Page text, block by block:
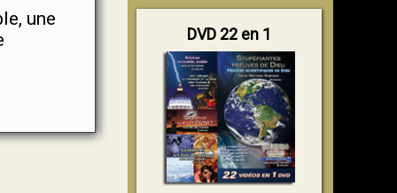
une
DVD 22 en 1